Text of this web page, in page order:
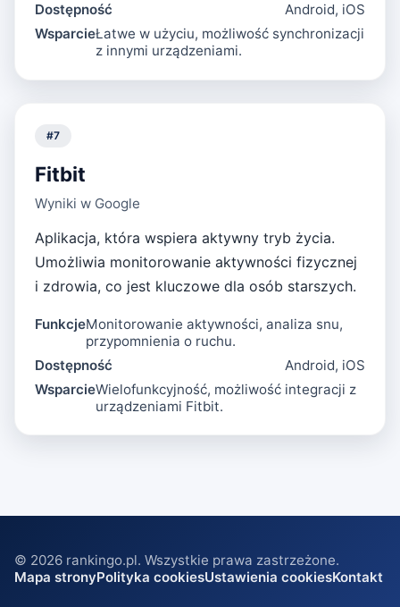
Dostępność
Android, iOS
WsparcieŁatwe w użyciu, możliwość synchronizacji
z innymi urządzeniami.
#7
Fitbit
Wyniki w Google
Aplikacja, która wspiera aktywny tryb życia.
Umożliwia monitorowanie aktywności fizycznej
i zdrowia, co jest kluczowe dla osób starszych.
FunkcjeMonitorowanie aktywności, analiza snu,
przypomnienia o ruchu.
Dostępność
Android, iOS
WsparcieWielofunkcyjność, możliwość integracji z
urządzeniami Fitbit.
© 2026 rankingo.pl. Wszystkie prawa zastrzeżone.
Mapa stronyPolityka cookiesUstawienia cookiesKontakt